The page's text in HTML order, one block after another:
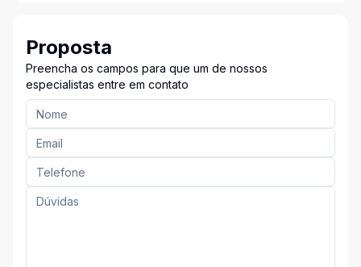
Proposta
Preencha os campos para que um de nossos
especialistas entre em contato